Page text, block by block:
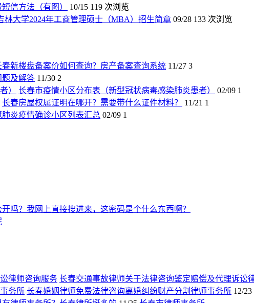
信方法（有图）
10/15 119 次浏览
林大学2024年工商管理硕士（MBA）招生简章 09/28 133 次浏览
春新楼盘备案价如何查询？房产备案查询系统 11/27 3
题及解答 11/30 2
长春市疫情小区分布表（新型冠状病毒感染肺炎患者）
02/09 1
长春房屋权属证明在哪开？需要带什么证件材料？
11/21 1
炎疫情确诊小区列表汇总 02/09 1
吗？我网上直接搜进来，这密码是个什么东西啊？
长春交通事故律师关于法律咨询鉴定赔偿及代理诉讼
长春婚姻律师免费法律咨询离婚纠纷财产分割律师事务所 12/23